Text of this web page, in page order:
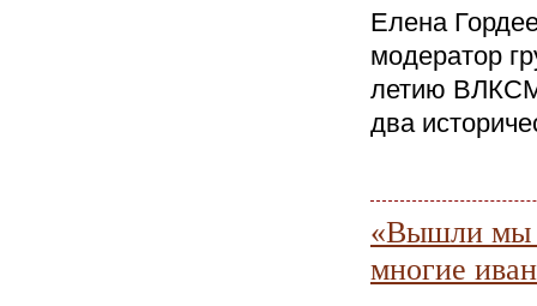
Елена
модератор
летию ВЛКСМ
два
«Вышли мы
многие